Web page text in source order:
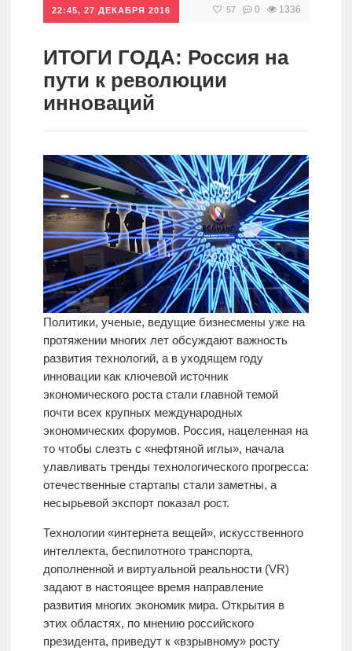
Инвестиции
Дивиденды
Волновой
Видео
Сделано
в России
Рунет
22:45, 27 ДЕКАБРЯ 2016 57 0 1336
ИТОГИ ГОДА: Россия на
пути к революции
инноваций
Политики, ученые, ведущие бизнесмены уже на
протяжении многих лет обсуждают важность
развития технологий, а в уходящем году
инновации как ключевой источник
экономического роста стали главной темой
почти всех крупных международных
экономических форумов. Россия, нацеленная на
то чтобы слезть с «нефтяной иглы», начала
улавливать тренды технологического прогресса:
отечественные стартапы стали заметны, а
несырьевой экспорт показал рост.
Технологии «интернета вещей», искусственного
интеллекта, беспилотного транспорта,
дополненной и виртуальной реальности (VR)
задают в настоящее время направление
развития многих экономик мира. Открытия в
этих областях, по мнению российского
президента, приведут к «взрывному» росту